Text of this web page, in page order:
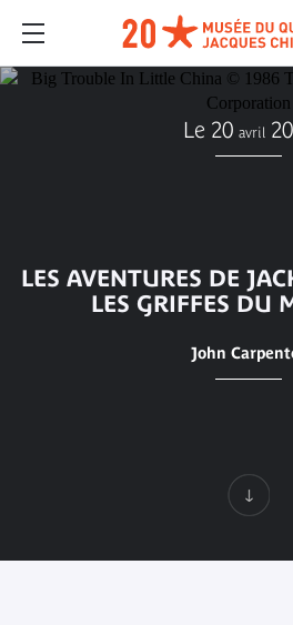
Le 20 avril
LES AVENTURES DE
LES GRIFFES DU
John